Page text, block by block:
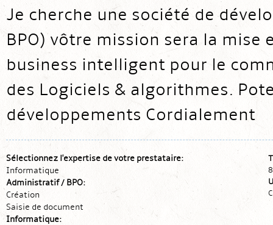
Je cherche une société de
BPO) vôtre mission sera la mise
business intelligent pour le
des Logiciels & algorithmes.
développements Cordialement
Sélectionnez l'expertise de votre prestataire:
Informatique
Administratif / BPO:
Création
Saisie de document
Informatique:
8